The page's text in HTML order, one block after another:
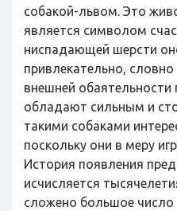
собакой-львом. Это
является символом
ниспадающей шерсти
привлекательно,
внешней
обладают сильным и
такими собаками
поскольку они в меру
История появления
исчисляется
сложено большое число